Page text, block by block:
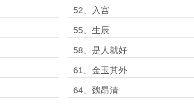
52、入宫
55、生辰
58、是人就好
61、金玉其外
64、魏昂清